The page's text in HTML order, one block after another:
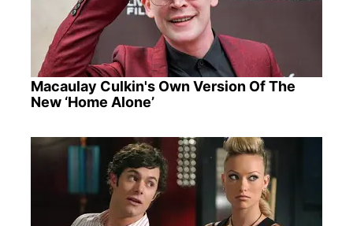
Macaulay Culkin's Own Version Of The
New ‘Home Alone’